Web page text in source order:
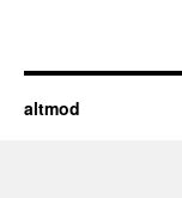
altmod